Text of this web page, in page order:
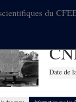
du
Date de